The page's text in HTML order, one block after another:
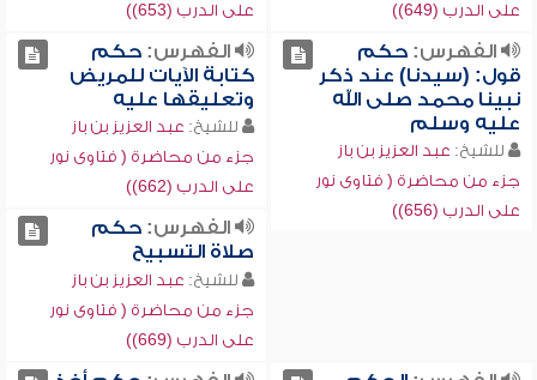
على الدرب (649))
على الدرب (653))
الفهرس:حكم
قول: (سيدنا) عند ذكر
نبينا محمد صلى الله
عليه وسلم
للشيخ: عبد العزيز بن باز
جزء من محاضرة ( فتاوى نور
على الدرب (656))
الفهرس:حكم
كتابة الآيات للمريض
وتعليقها عليه
للشيخ: عبد العزيز بن باز
جزء من محاضرة ( فتاوى نور
على الدرب (662))
الفهرس:حكم
صلاة التسبيح
للشيخ: عبد العزيز بن باز
جزء من محاضرة ( فتاوى نور
على الدرب (669))